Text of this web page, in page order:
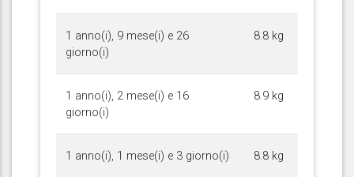
1 anno(i), 9 mese(i) e 26
giorno(i)
8.8 kg
1 anno(i), 2 mese(i) e 16
giorno(i)
8.9 kg
1 anno(i), 1 mese(i) e 3 giorno(i) 8.8 kg